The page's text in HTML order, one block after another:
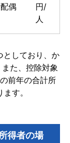
偶
円/
人
としており、か
た、控除対象
前年の合計所
す。
得者の場